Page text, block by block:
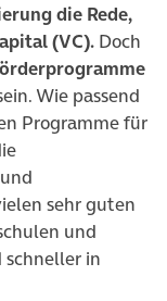
die Rede,
(VC). Doch
Wie passend
Programme für
sehr guten
und
schneller in